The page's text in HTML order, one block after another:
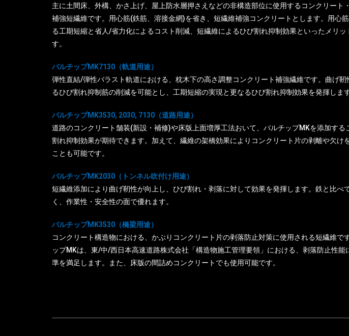
主に土間床、外構、かさ上げ、屋上防水層押さえなどの非構造部位に使用するコンクリート
補強短繊維です。用心筋(鉄筋、溶接金網)を省き、短繊維補強コンクリートとします。用心
る工期短縮と省人/省力化によるコスト削減、短繊維によるひび割れ抑制効果といったメリッ
す。
バルチップMK7130（軌道用途）
弾性直結/弾性バラスト軌道における、枕木下の高さ調整コンクリート補強繊維です。曲げ靭
るひび割れ抑制筋の削減を可能とし、工期短縮の実現と更なるひび割れ抑制効果を発揮します
バルチップMK3530, 2030, 7130（道路用途）
道路のコンクリート舗装(新設・補修)や床版上面増厚工法おいて、バルチップMKを添加する
割れ抑制効果が期待できます。加えて、繊維の架橋効果によりコンクリート片の剥離や欠け
ことも可能です。
バルチップMK2030（トンネル吹付け用途）
短繊維添加により曲げ靭性が向上し、ひび割れ・剥落に対して効果を発揮します。鉄と比べ
く、作業性・安全性の面で優れます。
バルチップMK3530（橋梁用途）
コンクリート構造物における、かぶりコンクリート片の剥落防止対策に使用される短繊維で
ップMKは、東/中/西日本高速道路株式会社「構造物施工管理要領」における、剥落防止性能
準を満足します。また、床版の間詰めコンクリートでも使用可能です。